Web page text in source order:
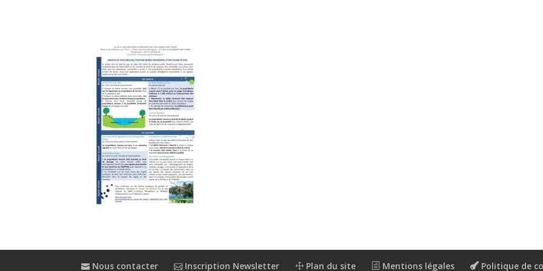
Nous contacter Inscription Newsletter Plan du site Mentions légales Politique de